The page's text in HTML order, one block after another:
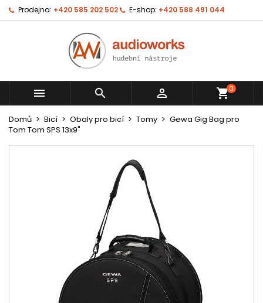
Prodejna: +420 585 202 502 E-shop: +420 588 491 044
   shopping_cart0
Domů Bicí Obaly pro bicí Tomy
Gewa Gig Bag pro
Tom Tom SPS 13x9"